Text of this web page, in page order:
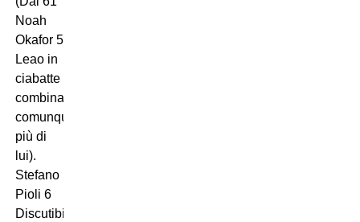
Noah
Okafor 5
Leao in
ciabatte
combina
comunque
più di
lui).
Stefano
Pioli 6
Discutibile